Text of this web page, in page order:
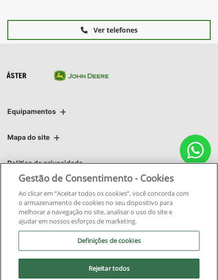
Ver telefones
Equipamentos
Mapa do site
Política de privacidade
Áster | Áster Máquinas e Soluções Integradas Ltda.
CNPJ: 06.220.403/0011-02
No trânsito, enxergar o outro
Gestão de Consentimento - Cookies
Ao clicar em “Aceitar todos os cookies”, você concorda com
o armazenamento de cookies no seu dispositivo para
melhorar a navegação no site, analisar o uso do site e
ajudar em nossos esforços de marketing.
Definições de cookies
Rejeitar todos